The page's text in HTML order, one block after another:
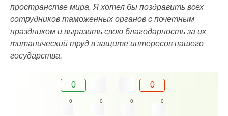
пространстве мира. Я хотел бы поздравить всех
сотрудников таможенных органов с почетным
праздником и выразить свою благодарность за их
титанический труд в защите интересов нашего
государства.
0 0
0 0 0 0